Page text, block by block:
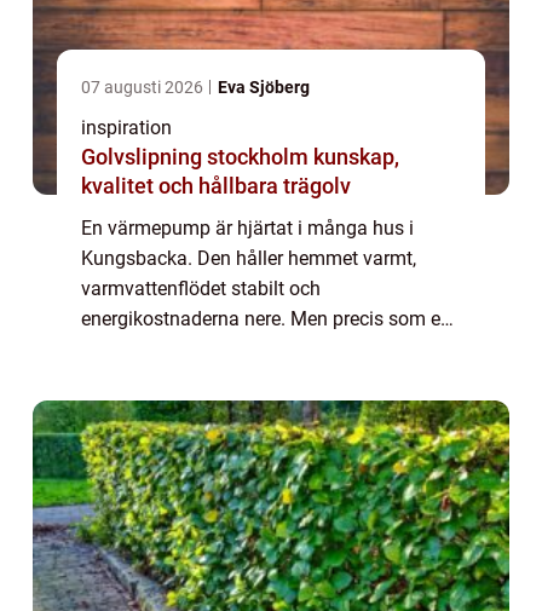
07 augusti 2026 Eva Sjöberg
inspiration
Golvslipning stockholm kunskap,
kvalitet och hållbara trägolv
En värmepump är hjärtat i många hus i
Kungsbacka. Den håller hemmet varmt,
varmvattenflödet stabilt och
energikostnaderna nere. Men precis som en